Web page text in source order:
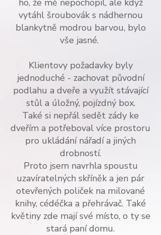
ho, že mě nepochopil, ale když
vytáhl šroubovák s nádhernou
blankytně modrou barvou, bylo
vše jasné.
Klientovy požadavky byly
jednoduché - zachovat původní
podlahu a dveře a využít stávající
stůl a úložný, pojízdný box.
Také si nepřál sedět zády ke
dveřím a potřeboval více prostoru
pro ukládání nářadí a jiných
drobností.
Proto jsem navrhla spoustu
uzavíratelných skříněk a jen pár
otevřených poliček na milované
knihy, cédéčka a přehrávač. Také
květiny zde mají své místo, o ty se
stará paní domu.